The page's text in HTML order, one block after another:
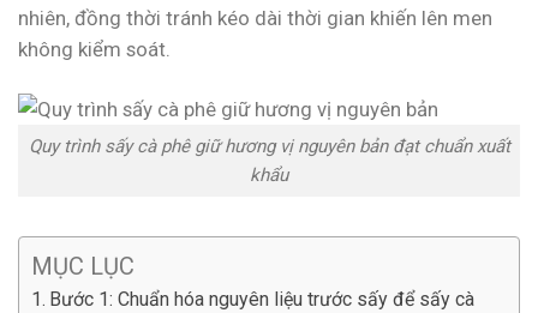
nhiên, đồng thời tránh kéo dài thời gian khiến lên men
không kiểm soát.
Quy trình sấy cà phê giữ hương vị nguyên bản đạt chuẩn xuất
khẩu
MỤC LỤC
Bước 1: Chuẩn hóa nguyên liệu trước sấy để sấy cà